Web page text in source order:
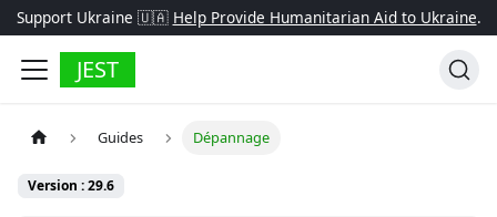
Support Ukraine 🇺🇦 Help Provide Humanitarian Aid to Ukraine.
JEST
Guides Dépannage
Version : 29.6